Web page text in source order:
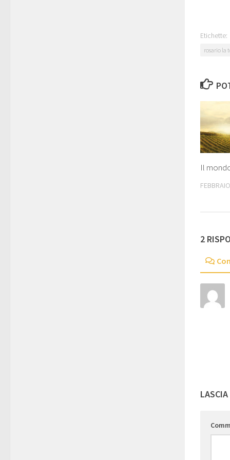
Etichette:
rosario la
Il
2